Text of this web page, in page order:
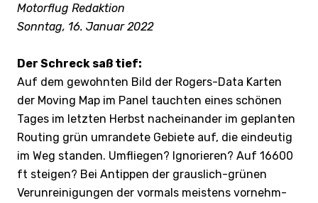
Motorflug Redaktion
Sonntag, 16. Januar 2022
Der Schreck saß tief:
Auf dem gewohnten Bild der Rogers-Data Karten
der Moving Map im Panel tauchten eines schönen
Tages im letzten Herbst nacheinander im geplanten
Routing grün umrandete Gebiete auf, die eindeutig
im Weg standen. Umfliegen? Ignorieren? Auf 16600
ft steigen? Bei Antippen der grauslich-grünen
Verunreinigungen der vormals meistens vornehm-